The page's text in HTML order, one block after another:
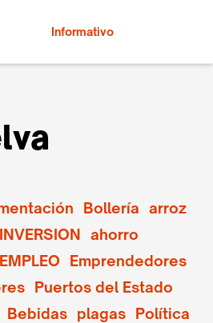
Informativo
Bollería arroz
INVERSION ahorro
EMPLEO
Emprendedores
Puertos del Estado
Bebidas plagas Política